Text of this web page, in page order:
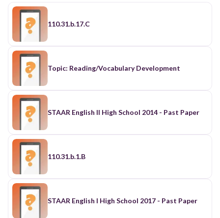
110.31.b.17.C
Topic: Reading/Vocabulary Development
STAAR English II High School 2014 - Past Paper
110.31.b.1.B
STAAR English I High School 2017 - Past Paper